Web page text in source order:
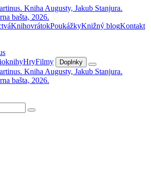
KnihovrátokPoukážkyKnižný blogKontakt
HryFilmy Doplnky